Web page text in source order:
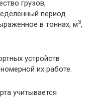
грузов,
период
в тоннах, м3,
устройств
их работе.
учитывается